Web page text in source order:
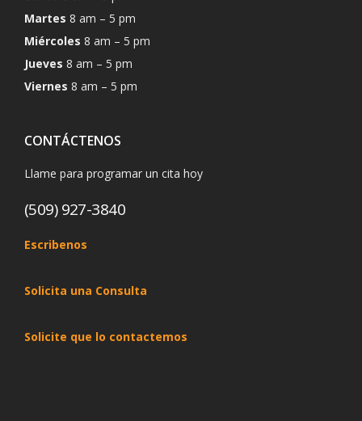
Martes 8 am – 5 pm
Miércoles 8 am – 5 pm
Jueves 8 am – 5 pm
Viernes 8 am – 5 pm
CONTÁCTENOS
Llame para programar un cita hoy
(509) 927-3840
Escribenos
Solicita una Consulta
Solicite que lo contactemos